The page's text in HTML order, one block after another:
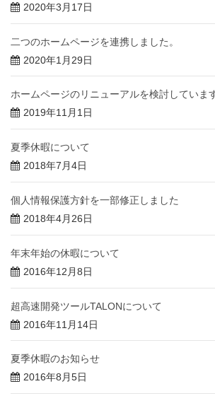
2020年3月17日
二つのホームページを連携しました。
2020年1月29日
ホームページのリニューアルを検討しています
2019年11月1日
夏季休暇について
2018年7月4日
個人情報保護方針を一部修正しました
2018年4月26日
年末年始の休暇について
2016年12月8日
超高速開発ツールTALONについて
2016年11月14日
夏季休暇のお知らせ
2016年8月5日